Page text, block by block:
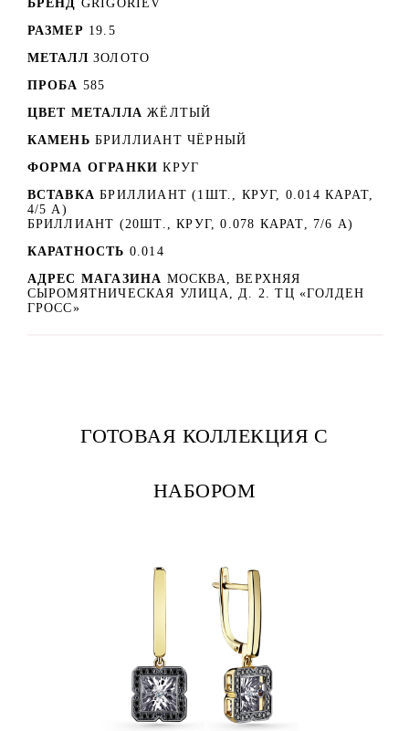
БРЕНД
GRIGORIEV
РАЗМЕР 19.5
МЕТАЛЛ ЗОЛОТО
ПРОБА 585
ЦВЕТ МЕТАЛЛА ЖЁЛТЫЙ
КАМЕНЬ БРИЛЛИАНТ ЧЁРНЫЙ
ФОРМА ОГРАНКИ КРУГ
ВСТАВКА БРИЛЛИАНТ (1ШТ., КРУГ, 0.014 КАРАТ,
4/5 А)
БРИЛЛИАНТ (20ШТ., КРУГ, 0.078 КАРАТ, 7/6 А)
КАРАТНОСТЬ 0.014
АДРЕС МАГАЗИНА МОСКВА, ВЕРХНЯЯ
СЫРОМЯТНИЧЕСКАЯ УЛИЦА, Д. 2. ТЦ «ГОЛДЕН
ГРОСС»
ГОТОВАЯ КОЛЛЕКЦИЯ С
НАБОРОМ